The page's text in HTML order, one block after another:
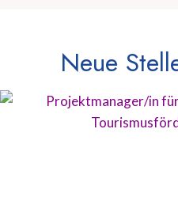
Neue